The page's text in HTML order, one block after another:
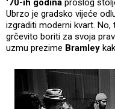
'70-ih godina prošlog
Ubrzo je gradsko vijeće
izgraditi moderni kvart. No,
grčevito boriti za svoja
uzmu prezime Bramley